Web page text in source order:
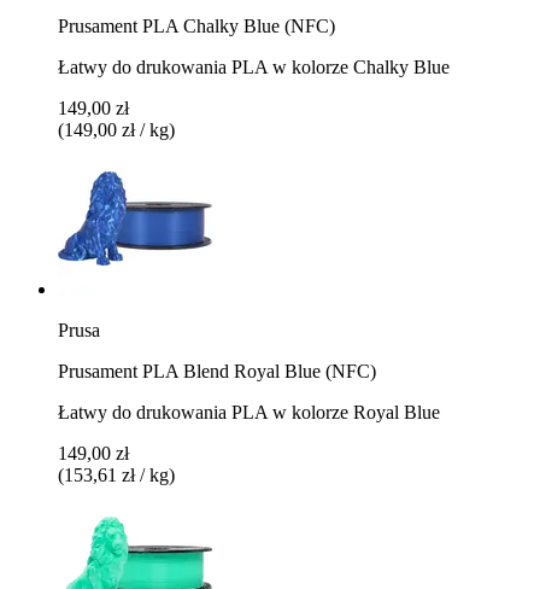
Prusament PLA Chalky Blue (NFC)
Łatwy do drukowania PLA w kolorze Chalky Blue
149,00 zł
(149,00 zł / kg)
Prusa
Prusament PLA Blend Royal Blue (NFC)
Łatwy do drukowania PLA w kolorze Royal Blue
149,00 zł
(153,61 zł / kg)